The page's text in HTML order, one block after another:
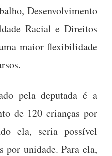
Desenvolvimento
Racial e Direitos
maior flexibilidade
pela deputada é a
de 120 crianças por
ela, seria possível
por unidade. Para ela,